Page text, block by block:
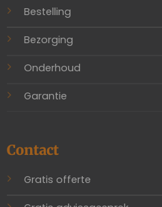
Bestelling
Bezorging
Onderhoud
Garantie
Contact
Gratis offerte